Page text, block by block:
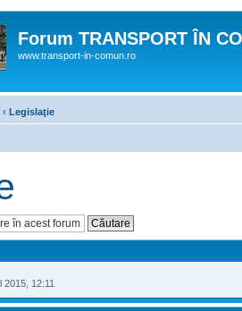
Forum TRANSPORT ÎN
www.transport-in-comun.ro
‹ Legislaţie
2015, 12:11